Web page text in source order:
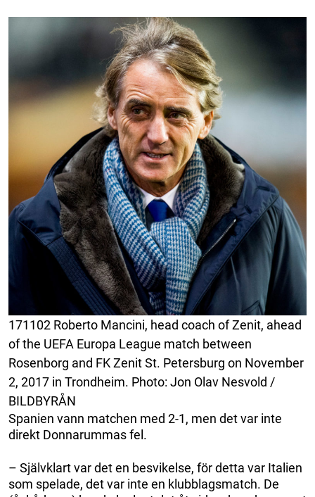
171102 Roberto Mancini, head coach of Zenit, ahead
of the UEFA Europa League match between
Rosenborg and FK Zenit St. Petersburg on November
2, 2017 in Trondheim. Photo: Jon Olav Nesvold /
BILDBYRÅN
Spanien vann matchen med 2-1, men det var inte
direkt Donnarummas fel.
– Självklart var det en besvikelse, för detta var Italien
som spelade, det var inte en klubblagsmatch. De